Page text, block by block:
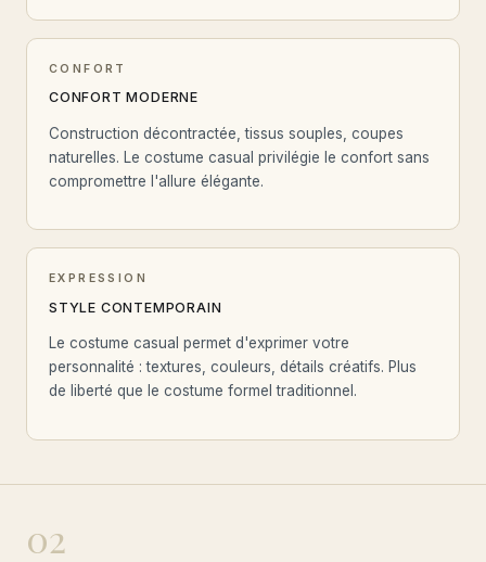
CONFORT
CONFORT MODERNE
Construction décontractée, tissus souples, coupes
naturelles. Le costume casual privilégie le confort sans
compromettre l'allure élégante.
EXPRESSION
STYLE CONTEMPORAIN
Le costume casual permet d'exprimer votre
personnalité : textures, couleurs, détails créatifs. Plus
de liberté que le costume formel traditionnel.
02